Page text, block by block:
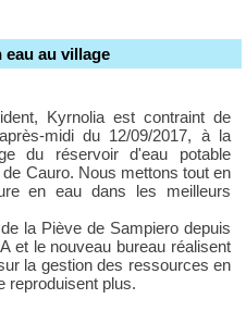
au village
Kyrnolia est contraint de
midi du 12/09/2017, à la
du réservoir d'eau potable
Cauro. Nous mettons tout en
en eau dans les meilleurs
la Piève de Sampiero depuis
et le nouveau bureau réalisent
la gestion des ressources en
reproduisent plus.